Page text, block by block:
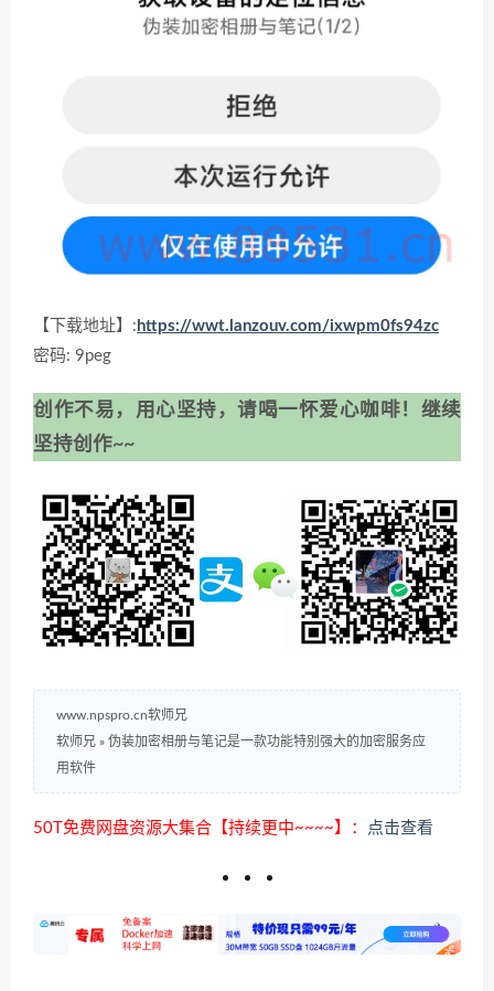
【下载地址】: https://wwt.lanzouv.com/ixwpm0fs94zc
密码: 9peg
创作不易，用心坚持，请喝一怀爱心咖啡！继续
坚持创作~~
www.npspro.cn软师兄
软师兄 » 伪装加密相册与笔记是一款功能特别强大的加密服务应
用软件
50T免费网盘资源大集合【持续更中~~~~】： 点击查看